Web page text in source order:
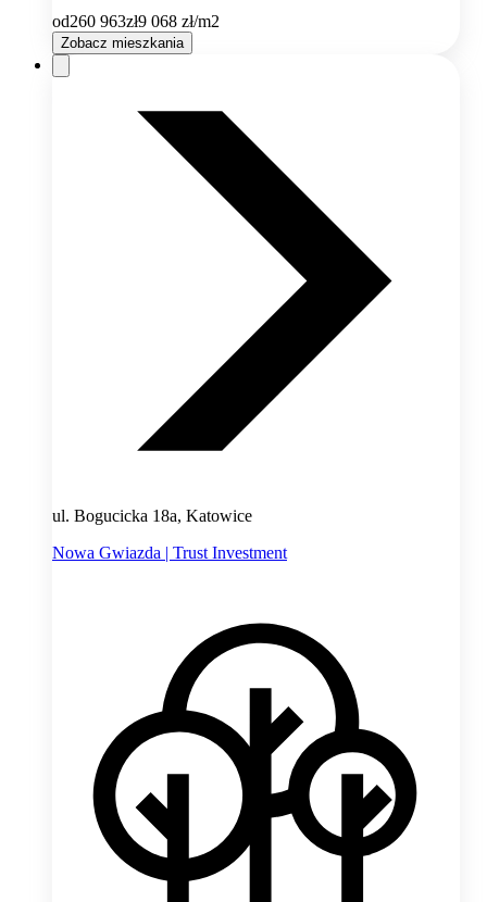
od260 963zł9 068 zł/m2
Zobacz mieszkania
ul. Bogucicka 18a, Katowice
Nowa Gwiazda | Trust Investment